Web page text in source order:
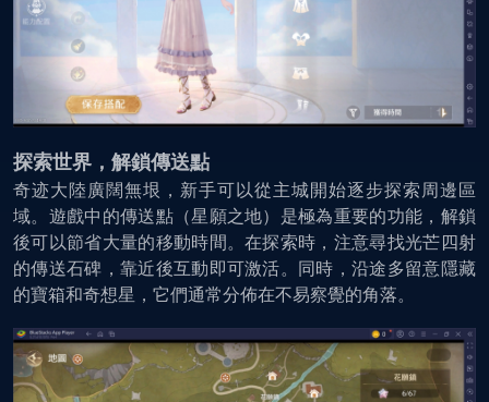
探索世界，解鎖傳送點
奇迹大陸廣闊無垠，新手可以從主城開始逐步探索周邊區
域。遊戲中的傳送點（星願之地）是極為重要的功能，解鎖
後可以節省大量的移動時間。在探索時，注意尋找光芒四射
的傳送石碑，靠近後互動即可激活。同時，沿途多留意隱藏
的寶箱和奇想星，它們通常分佈在不易察覺的角落。